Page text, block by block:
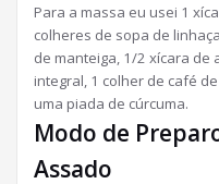
Para a massa eu usei 1
colheres de sopa de
de manteiga, 1/2 xícara de
integral, 1 colher de café
uma piada de cúrcuma.
Modo de
Assado